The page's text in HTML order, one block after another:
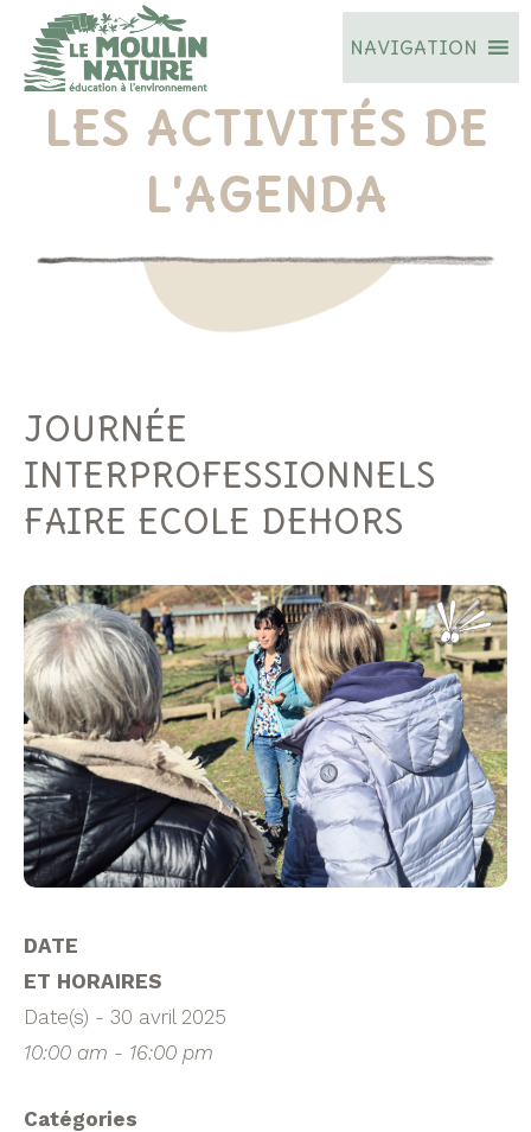
contenu
NAVIGATION
LES ACTIVITÉS DE
L'AGENDA
JOURNÉE
INTERPROFESSIONNELS
FAIRE ECOLE DEHORS
DATE
ET HORAIRES
Date(s) - 30 avril 2025
10:00 am - 16:00 pm
Catégories